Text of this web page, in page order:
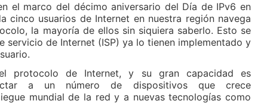
el marco del décimo aniversario del Día de IPv6 en
cinco usuarios de Internet en nuestra región navega
la mayoría de ellos sin siquiera saberlo. Esto se
servicio de Internet (ISP) ya lo tienen implementado y
protocolo de Internet, y su gran capacidad es
a un número de dispositivos que crece
mundial de la red y a nuevas tecnologías como